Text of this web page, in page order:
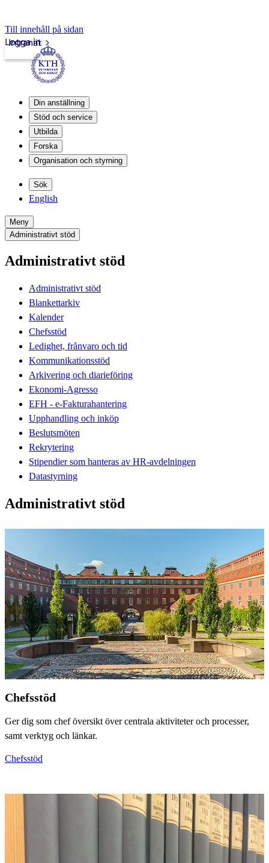
Till innehåll på sidan
Intranät
Logga in
Din anställning
Stöd och service
Utbilda
Forska
Organisation och styrning
Sök
English
Meny
Administrativt stöd
Administrativt stöd
Administrativt stöd
Blankettarkiv
Kalender
Chefsstöd
Ledighet, frånvaro och tid
Kommunikationsstöd
Arkivering och diarieföring
Ekonomi-Agresso
EFH - e-Fakturahantering
Upphandling och inköp
Beslutsmöten
Rekrytering
Stipendier som hanteras av HR-avdelningen
Datastyrning
Administrativt stöd
Chefsstöd
Ger dig som chef översikt över centrala aktiviteter och processer,
samt verktyg och länkar.
Chefsstöd